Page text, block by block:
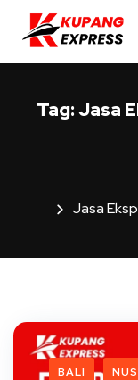
Tag:Jasa
Jasa
BALI